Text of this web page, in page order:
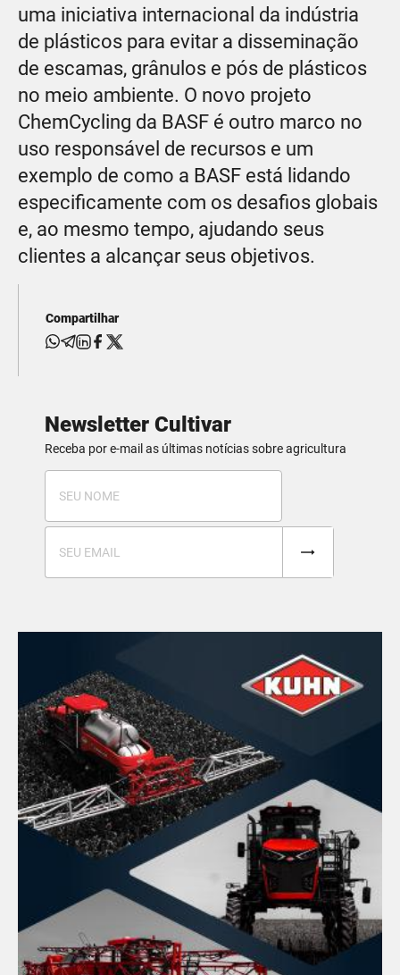
uma iniciativa internacional da indústria
de plásticos para evitar a disseminação
de escamas, grânulos e pós de plásticos
no meio ambiente. O novo projeto
ChemCycling da BASF é outro marco no
uso responsável de recursos e um
exemplo de como a BASF está lidando
especificamente com os desafios globais
e, ao mesmo tempo, ajudando seus
clientes a alcançar seus objetivos.
Compartilhar
Newsletter Cultivar
Receba por e-mail as últimas notícias sobre agricultura